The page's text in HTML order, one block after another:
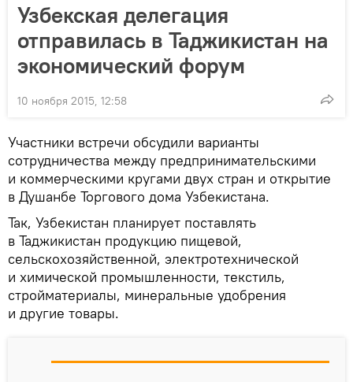
Узбекская делегация
отправилась в Таджикистан на
экономический форум
10 ноября 2015, 12:58
Участники встречи обсудили варианты
сотрудничества между предпринимательскими
и коммерческими кругами двух стран и открытие
в Душанбе Торгового дома Узбекистана.
Так, Узбекистан планирует поставлять
в Таджикистан продукцию пищевой,
сельскохозяйственной, электротехнической
и химической промышленности, текстиль,
стройматериалы, минеральные удобрения
и другие товары.